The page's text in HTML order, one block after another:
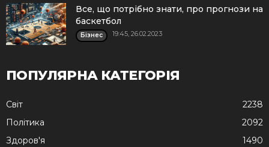
Все, що потрібно знати, про прогнози на
баскетбол
Бізнес 19:45, 26.02.2023
ПОПУЛЯРНА КАТЕГОРІЯ
Cвіт
2238
Політика
2092
Здоров'я
1490